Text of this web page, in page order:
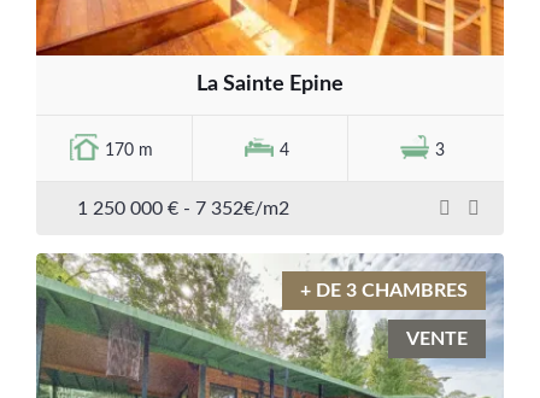
La Sainte Epine
170 m 4 3
1 250 000 € - 7 352€/m2
+ DE 3 CHAMBRES
VENTE